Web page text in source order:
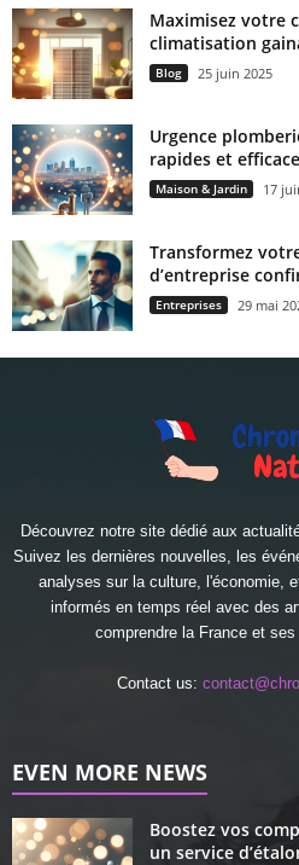
Maximisez votre
climatisation
Blog 25 juin 2025
Urgence
rapides et
Maison & Jardin 17
Transformez
d’entreprise
Entreprises 29 mai
Découvrez notre site dédié aux
Suivez les dernières nouvelles, les
analyses sur la culture, l'économie,
informés en temps réel avec des
comprendre la France et ses
Contact us:
EVEN MORE NEWS
Boostez vos
un service